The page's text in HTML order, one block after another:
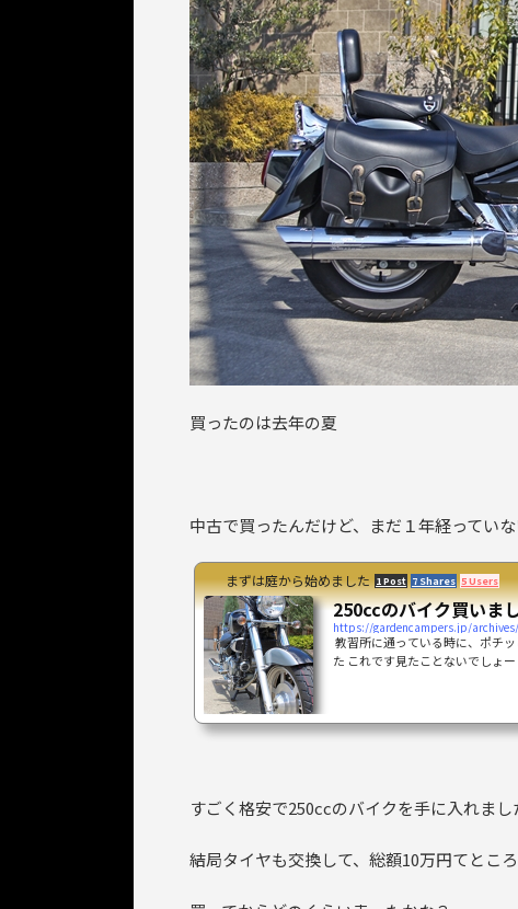
買ったのは去年の夏
中古で買ったんだけど、まだ１年経ってい
まずは庭から始めました 1 Post 7 Shares 5 Users
250ccのバイク買いま
https://gardencampers.jp/
教習所に通っている時に、ポチ
た これです見たことないでしょ
しいから、まあいいかなと
すごく格安で250ccのバイクを手に入れまし
結局タイヤも交換して、総額10万円てとこ